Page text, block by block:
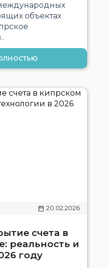
объектах
20.02.2026
счета в
реальность и
году